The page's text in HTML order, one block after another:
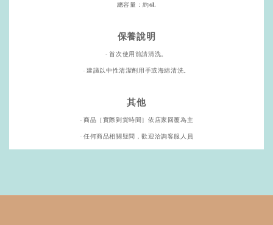
總容量：約6L
保養說明
- 首次使用前請清洗。
- 建議以中性清潔劑用手或海綿清洗。
其他
- 商品［實際到貨時間］依店家回覆為主
- 任何商品相關疑問，歡迎洽詢客服人員